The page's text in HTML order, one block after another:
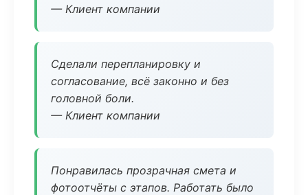
— Клиент компании
Сделали перепланировку и
согласование, всё законно и без
головной боли.
— Клиент компании
Понравилась прозрачная смета и
фотоотчёты с этапов. Работать было